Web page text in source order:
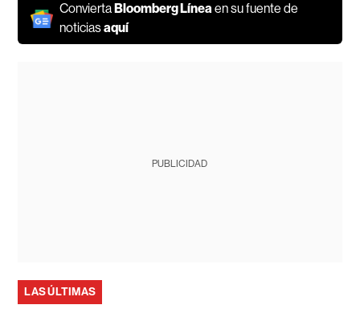
ConviertaBloomberg Líneaen su fuente de
noticiasaquí
PUBLICIDAD
LAS ÚLTIMAS